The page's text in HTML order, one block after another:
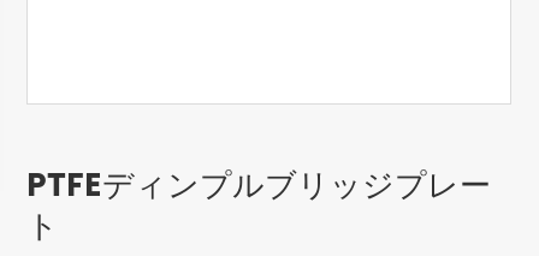
PTFEディンプルブリッジプレー
ト